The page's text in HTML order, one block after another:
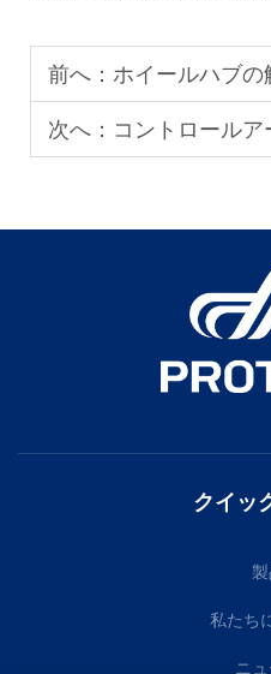
前へ： ホイールハブの解説：ス
次へ： コントロールアームの機能：なぜ
クイッ
私たち
ニ